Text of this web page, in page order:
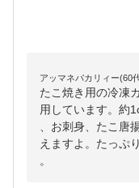
アッマネバカリィー(60
たこ焼き用の冷凍
用しています。約
、お刺身、たこ唐
えますよ。たっぷ
。